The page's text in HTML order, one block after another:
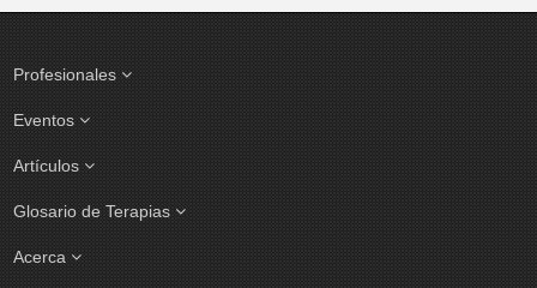
Profesionales
Eventos
Artículos
Glosario de Terapias
Acerca